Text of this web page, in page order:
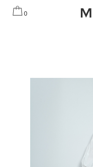
AUTUMN WINTER
0